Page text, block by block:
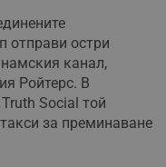
отправи остри
канал,
Ройтерс. В
Social той
за преминаване